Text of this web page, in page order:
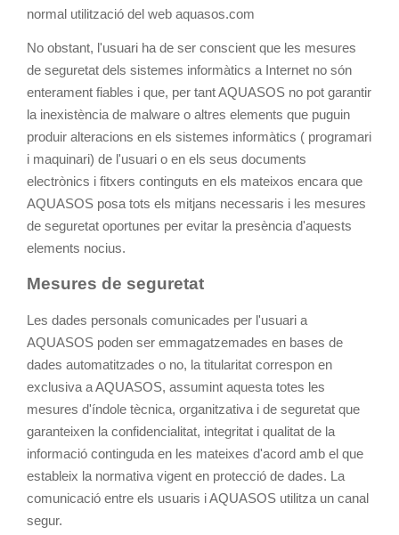
normal utilització del web aquasos.com
No obstant, l'usuari ha de ser conscient que les mesures
de seguretat dels sistemes informàtics a Internet no són
enterament fiables i que, per tant AQUASOS no pot garantir
la inexistència de malware o altres elements que puguin
produir alteracions en els sistemes informàtics ( programari
i maquinari) de l'usuari o en els seus documents
electrònics i fitxers continguts en els mateixos encara que
AQUASOS posa tots els mitjans necessaris i les mesures
de seguretat oportunes per evitar la presència d'aquests
elements nocius.
Mesures de seguretat
Les dades personals comunicades per l'usuari a
AQUASOS poden ser emmagatzemades en bases de
dades automatitzades o no, la titularitat correspon en
exclusiva a AQUASOS, assumint aquesta totes les
mesures d'índole tècnica, organitzativa i de seguretat que
garanteixen la confidencialitat, integritat i qualitat de la
informació continguda en les mateixes d'acord amb el que
estableix la normativa vigent en protecció de dades. La
comunicació entre els usuaris i AQUASOS utilitza un canal
segur.